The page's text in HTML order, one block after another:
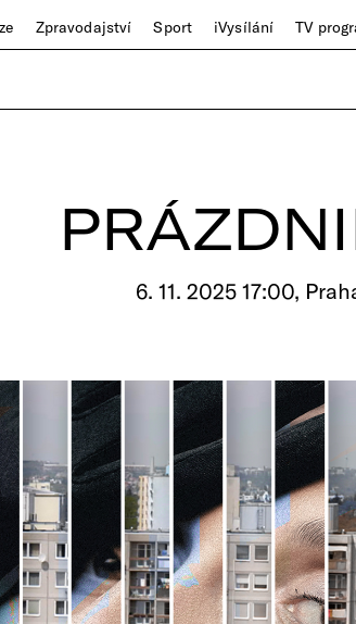
Zpravodajství Sport iVysílání TV
6. 11. 2025 17:00,